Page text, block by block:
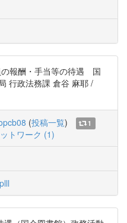
報酬・手当等の待遇 国
行政法務課 倉谷 麻耶 /
(投稿一覧)
1
トワーク (1)